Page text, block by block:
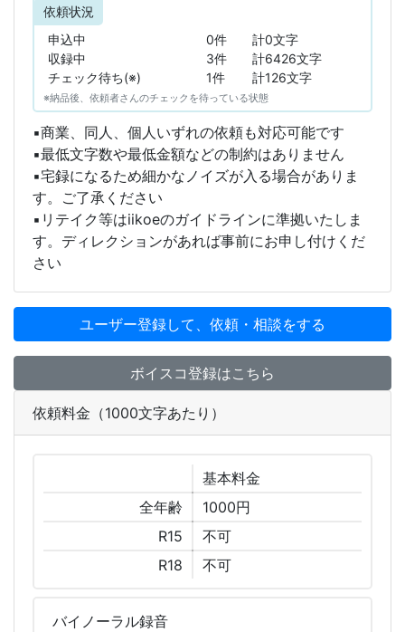
依頼状況
申込中
0件
計0文字
収録中
3件
計6426文字
チェック待ち(※)
1件 計126文字
※納品後、依頼者さんのチェックを待っている状態
▪️商業、同人、個人いずれの依頼も対応可能です
▪️最低文字数や最低金額などの制約はありません
▪️宅録になるため細かなノイズが入る場合がありま
す。ご了承ください
▪️リテイク等はiikoeのガイドラインに準拠いたしま
す。ディレクションがあれば事前にお申し付けくだ
さい
ユーザー登録して、依頼・相談をする
ボイスコ登録はこちら
依頼料金（1000文字あたり）
基本料金
全年齢
1000円
R15
不可
R18
不可
バイノーラル録音